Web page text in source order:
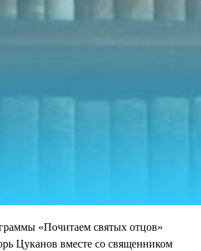
«Почитаем святых отцов»
Цуканов вместе со священником